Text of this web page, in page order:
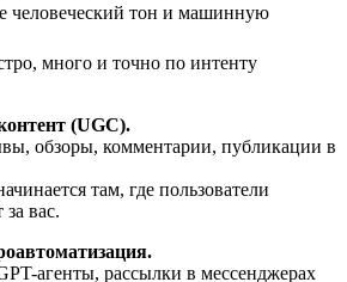
человеческий тон и машинную
много и точно по интенту
(UGC).
обзоры, комментарии, публикации в
там, где пользователи
за вас.
агенты, рассылки в мессенджерах